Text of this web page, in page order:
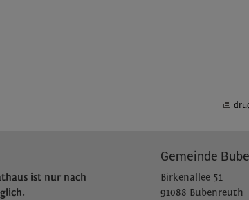
ist nur nach
Gemeinde
Birkenallee 51
91088 Bubenreuth